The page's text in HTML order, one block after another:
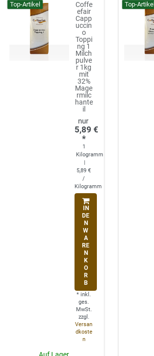
Top-Artikel
Coffe
efair
Capp
uccin
o
Toppi
ng 1
Milch
pulve
r 1kg
mit
32%
Mage
rmilc
hante
il
5,89 €
*
1
Kilogramm
5,89 €
/
Kilogramm
IN
DE
N
W
A
RE
N
K
O
R
B
* inkl.
ges.
MwSt.
zzgl.
Versan
dkoste
n
Top-Artikel